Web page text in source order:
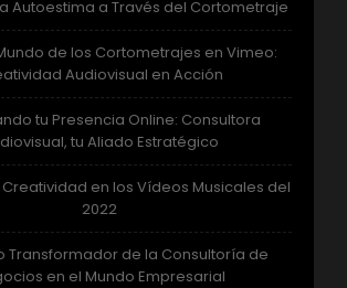
Autoestima a Través del Cortometraje
de los Cortometrajes en Vimeo:
Audiovisual en Acción
tu Presencia Online: Consultora
tu Aliado Estratégico
en los Vídeos Musicales del
2022
Transformador de la Consultoría de
en el Mundo Empresarial